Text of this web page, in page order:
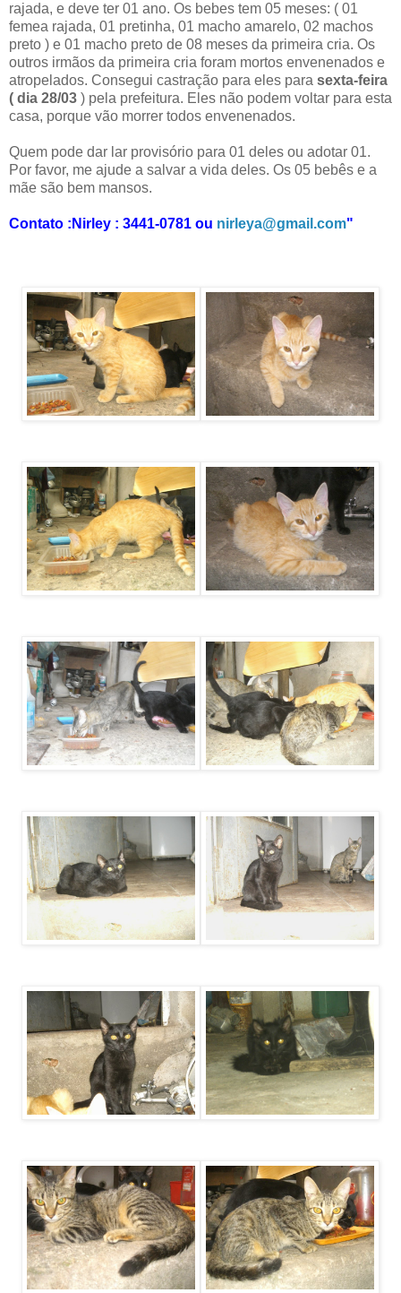
rajada, e deve ter 01 ano. Os bebes tem 05 meses: ( 01
femea rajada, 01 pretinha, 01 macho amarelo, 02 machos
preto ) e 01 macho preto de 08 meses da primeira cria. Os
outros irmãos da primeira cria foram mortos envenenados e
atropelados. Consegui castração para eles para sexta-feira
( dia 28/03 ) pela prefeitura. Eles não podem voltar para esta
casa, porque vão morrer todos envenenados.
Quem pode dar lar provisório para 01 deles ou adotar 01.
Por favor, me ajude a salvar a vida deles. Os 05 bebês e a
mãe são bem mansos.
Contato :Nirley : 3441-0781 ou nirleya@gmail.com"